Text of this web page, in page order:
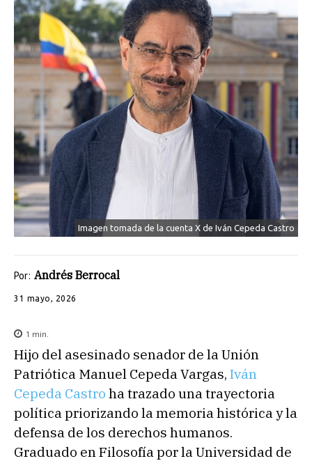
Imagen tomada de la cuenta X de Iván Cepeda Castro
Por: Andrés Berrocal
31 mayo, 2026
1 min.
Hijo del asesinado senador de la Unión
Patriótica Manuel Cepeda Vargas, Iván
Cepeda Castro ha trazado una trayectoria
política priorizando la memoria histórica y la
defensa de los derechos humanos.
Graduado en Filosofía por la Universidad de